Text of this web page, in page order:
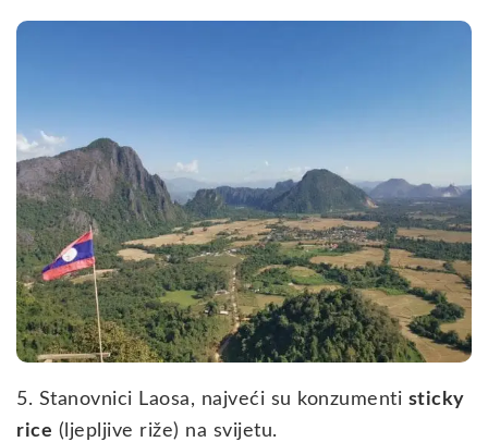
5. Stanovnici Laosa, najveći su konzumenti sticky
rice (ljepljive riže) na svijetu.